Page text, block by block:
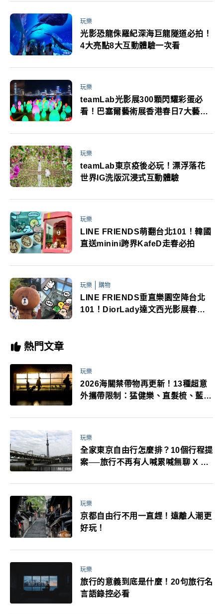
玩樂
光影恐龍侏羅紀深海巨龍隧道必拍！
4大亮點8大互動體驗一次看
玩樂
teamLab光影展300顆閃耀彩蛋必
看！巴塞爾藝術展香港春日7大藝文
玩樂
teamLab東京疫後必玩！漂浮落花
世界IG洗版沉浸式互動體驗
玩樂
LINE FRIENDS萌翻台北101！韓國
直送minini跨界KafeD走春必拍
玩樂 購物
LINE FRIENDS垂直樂園空降台北
101！DiorLady達文西光影展春節
熱門文章
玩樂
2026海關禁帶物再更新！13種超意
外攜帶限制：猛健樂、直髮梳、藍牙
萬！注意事項一次看！
玩樂
全家東京自由行怎麼排？10個行程提
案──旅行不再有人喊累喊無聊 X 爸
玩樂
京都自由行不用一直趕！遠離人潮更
好玩！
玩樂
旅行的意義到底是什麼！20句旅行名
言語錄控必看